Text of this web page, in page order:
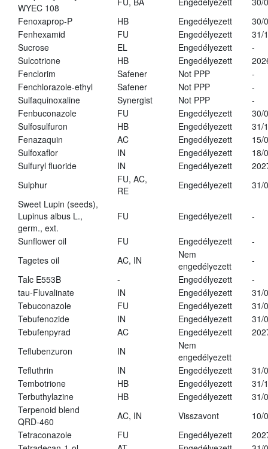
WYEC 108
Fenoxaprop-P
HB Engedélyezett
30/
Fenhexamid
FU Engedélyezett
31/
Sucrose
EL Engedélyezett
-
Sulcotrione
HB Engedélyezett
Fenclorim
Safener Not PPP
-
Fenchlorazole-ethyl
Safener Not PPP
-
Sulfaquinoxaline
Synergist Not PPP
-
Fenbuconazole
FU Engedélyezett
30/
Sulfosulfuron
HB Engedélyezett
31/
Fenazaquin
AC Engedélyezett
15/
Sulfoxaflor
IN Engedélyezett
18/
Sulfuryl fluoride
IN Engedélyezett
Sulphur
FU, AC,
RE
Engedélyezett
31/
Sweet Lupin (seeds),
Lupinus albus L.,
germ., ext.
FU Engedélyezett -
Sunflower oil FU Engedélyezett
-
Tagetes oil
AC, IN
Nem
engedélyezett
-
Talc E553B
- Engedélyezett
-
tau-Fluvalinate
IN Engedélyezett
31/
Tebuconazole
FU Engedélyezett
31/
Tebufenozide
IN Engedélyezett
31/
Tebufenpyrad
AC Engedélyezett
Teflubenzuron
IN
Nem
engedélyezett
Tefluthrin
IN Engedélyezett
31/
Tembotrione
HB Engedélyezett
31/
Terbuthylazine
HB Engedélyezett
31/
Terpenoid blend
QRD-460
AC, IN Visszavont
10/
Tetraconazole
FU Engedélyezett